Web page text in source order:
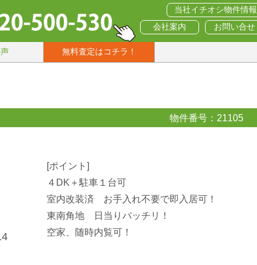
当社イチオシ物件情報
会社案内
お問い合せ
無料査定はコチラ！
物件番号：21105
[ポイント]
４DK＋駐車１台可
室内改装済 お手入れ不要で即入居可！
東南角地 日当りバッチリ！
空家、随時内覧可！